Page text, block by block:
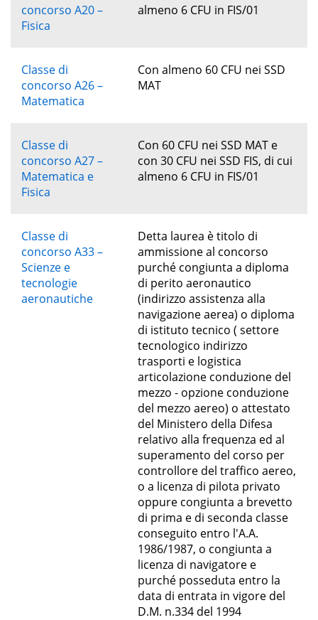
concorso A20 –
Fisica
almeno 6 CFU in FIS/01
Classe di
concorso A26 –
Matematica
Con almeno 60 CFU nei SSD
MAT
Classe di
concorso A27 –
Matematica e
Fisica
Con 60 CFU nei SSD MAT e
con 30 CFU nei SSD FIS, di cui
almeno 6 CFU in FIS/01
Classe di
concorso A33 –
Scienze e
tecnologie
aeronautiche
Detta laurea è titolo di
ammissione al concorso
purché congiunta a diploma
di perito aeronautico
(indirizzo assistenza alla
navigazione aerea) o diploma
di istituto tecnico ( settore
tecnologico indirizzo
trasporti e logistica
articolazione conduzione del
mezzo - opzione conduzione
del mezzo aereo) o attestato
del Ministero della Difesa
relativo alla frequenza ed al
superamento del corso per
controllore del traffico aereo,
o a licenza di pilota privato
oppure congiunta a brevetto
di prima e di seconda classe
conseguito entro l'A.A.
1986/1987, o congiunta a
licenza di navigatore e
purché posseduta entro la
data di entrata in vigore del
D.M. n.334 del 1994